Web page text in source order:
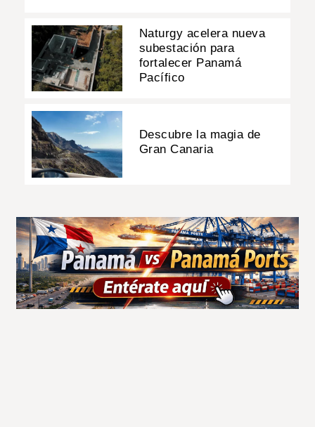
Naturgy acelera nueva
subestación para
fortalecer Panamá
Pacífico
Descubre la magia de
Gran Canaria